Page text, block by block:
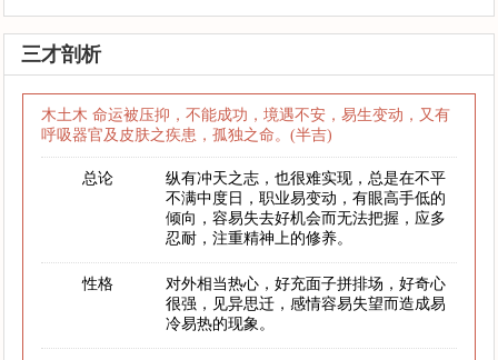
三才剖析
木土木 命运被压抑，不能成功，境遇不安，易生变动，又有
呼吸器官及皮肤之疾患，孤独之命。(半吉)
总论
纵有冲天之志，也很难实现，总是在不平
不满中度日，职业易变动，有眼高手低的
倾向，容易失去好机会而无法把握，应多
忍耐，注重精神上的修养。
性格
对外相当热心，好充面子拼排场，好奇心
很强，见异思迁，感情容易失望而造成易
冷易热的现象。